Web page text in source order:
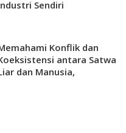
Sendiri
Konflik dan
antara Satwa
dan Manusia,